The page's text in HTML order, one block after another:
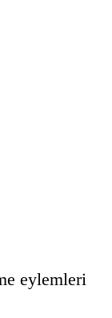
eylemleri